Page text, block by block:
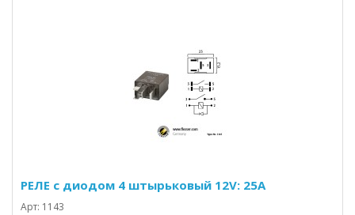
РЕЛЕ с диодом 4 штырьковый 12V: 25A
Арт: 1143